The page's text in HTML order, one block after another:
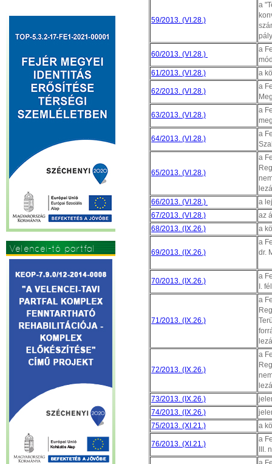
Velencei-tó partfal
59/2013. (VI.28.)
a
60/2013. (VI.28.)
a
61/2013. (VI.28.)
a
62/2013. (VI.28.)
a
63/2013. (VI.28.)
a
64/2013. (VI.28.)
a
65/2013. (VI.28.)
a
66/2013. (VI.28.)
a
67/2013. (VI.28.)
az
68/2013. (IX.26.)
a
69/2013. (IX.26.)
a
dr.
70/2013. (IX.26.)
a
I.
71/2013. (IX.26.)
a
72/2013. (IX.26.)
a
73/2013. (IX.26.)
74/2013. (IX.26.)
75/2013. (XI.21.)
a
76/2013. (XI.21.)
a